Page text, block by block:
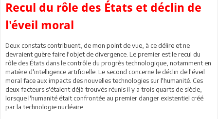
Recul du rôle des États et déclin de
l'éveil moral
Deux constats contribuent, de mon point de vue, à ce délire et ne
devraient guère faire l'objet de divergence. Le premier est le recul du
rôle des États dans le contrôle du progrès technologique, notamment en
matière d'intelligence artificielle. Le second concerne le déclin de l'éveil
moral face aux impacts des nouvelles technologies sur l'humanité. Ces
deux facteurs s'étaient déjà trouvés réunis il y a trois quarts de siècle,
lorsque l'humanité était confrontée au premier danger existentiel créé
par la technologie nucléaire.